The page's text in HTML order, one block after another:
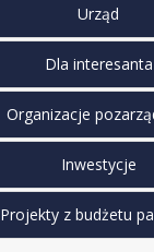
Urząd
Dla interesanta
Organizacje
Inwestycje
Projekty z budżetu